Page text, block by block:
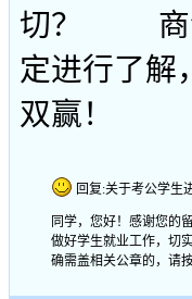
切？ 商洛
定进行了解
回复:关于考公学生
同学，您好！感谢您的
做好学生就业工作，切
确需盖相关公章的，请